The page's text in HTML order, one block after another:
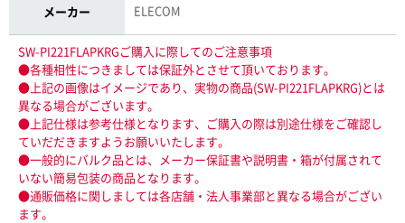
メーカー ELECOM
SW-PI221FLAPKRGご購入に際してのご注意事項
●各種相性につきましては保証外とさせて頂いております。
●上記の画像はイメージであり、実物の商品(SW-PI221FLAPKRG)とは
異なる場合がございます。
●上記仕様は参考仕様となります、ご購入の際は別途仕様をご確認し
ていだだきますようお願いいたします。
●一般的にバルク品とは、メーカー保証書や説明書・箱が付属されて
いない簡易包装の商品となります。
●通販価格に関しましては各店舗・法人事業部と異なる場合がござい
ます。